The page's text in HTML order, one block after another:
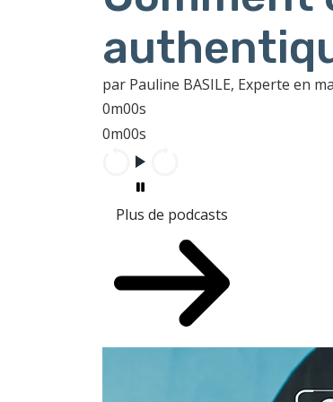
par Pauline BASILE, Experte en
0m00s
0m00s
Plus de podcasts